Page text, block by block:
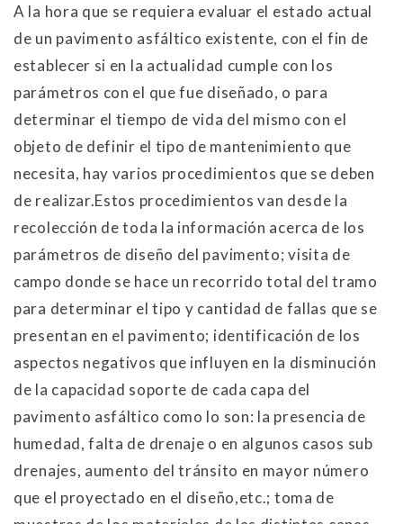
A la hora que se requiera evaluar el estado actual
de un pavimento asfáltico existente, con el fin de
establecer si en la actualidad cumple con los
parámetros con el que fue diseñado, o para
determinar el tiempo de vida del mismo con el
objeto de definir el tipo de mantenimiento que
necesita, hay varios procedimientos que se deben
de realizar.Estos procedimientos van desde la
recolección de toda la información acerca de los
parámetros de diseño del pavimento; visita de
campo donde se hace un recorrido total del tramo
para determinar el tipo y cantidad de fallas que se
presentan en el pavimento; identificación de los
aspectos negativos que influyen en la disminución
de la capacidad soporte de cada capa del
pavimento asfáltico como lo son: la presencia de
humedad, falta de drenaje o en algunos casos sub
drenajes, aumento del tránsito en mayor número
que el proyectado en el diseño,etc.; toma de